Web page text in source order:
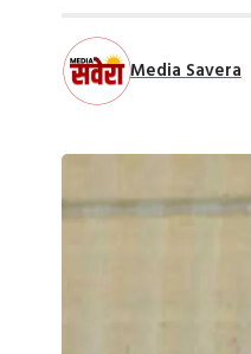
Media Savera